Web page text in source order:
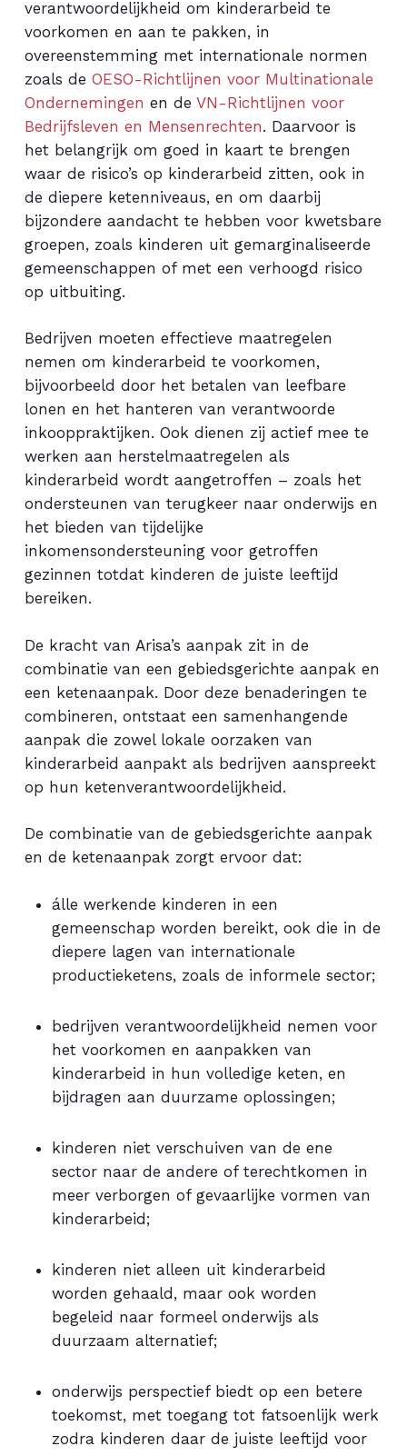
verantwoordelijkheid om kinderarbeid te
voorkomen en aan te pakken, in
overeenstemming met internationale normen
zoals de OESO-Richtlijnen voor Multinationale
Ondernemingen en de VN-Richtlijnen voor
Bedrijfsleven en Mensenrechten. Daarvoor is
het belangrijk om goed in kaart te brengen
waar de risico’s op kinderarbeid zitten, ook in
de diepere ketenniveaus, en om daarbij
bijzondere aandacht te hebben voor kwetsbare
groepen, zoals kinderen uit gemarginaliseerde
gemeenschappen of met een verhoogd risico
op uitbuiting.
Bedrijven moeten effectieve maatregelen
nemen om kinderarbeid te voorkomen,
bijvoorbeeld door het betalen van leefbare
lonen en het hanteren van verantwoorde
inkooppraktijken. Ook dienen zij actief mee te
werken aan herstelmaatregelen als
kinderarbeid wordt aangetroffen – zoals het
ondersteunen van terugkeer naar onderwijs en
het bieden van tijdelijke
inkomensondersteuning voor getroffen
gezinnen totdat kinderen de juiste leeftijd
bereiken.
De kracht van Arisa’s aanpak zit in de
combinatie van een gebiedsgerichte aanpak en
een ketenaanpak. Door deze benaderingen te
combineren, ontstaat een samenhangende
aanpak die zowel lokale oorzaken van
kinderarbeid aanpakt als bedrijven aanspreekt
op hun ketenverantwoordelijkheid.
De combinatie van de gebiedsgerichte aanpak
en de ketenaanpak zorgt ervoor dat:
álle werkende kinderen in een
gemeenschap worden bereikt, ook die in de
diepere lagen van internationale
productieketens, zoals de informele sector;
bedrijven verantwoordelijkheid nemen voor
het voorkomen en aanpakken van
kinderarbeid in hun volledige keten, en
bijdragen aan duurzame oplossingen;
kinderen niet verschuiven van de ene
sector naar de andere of terechtkomen in
meer verborgen of gevaarlijke vormen van
kinderarbeid;
kinderen niet alleen uit kinderarbeid
worden gehaald, maar ook worden
begeleid naar formeel onderwijs als
duurzaam alternatief;
onderwijs perspectief biedt op een betere
toekomst, met toegang tot fatsoenlijk werk
zodra kinderen daar de juiste leeftijd voor